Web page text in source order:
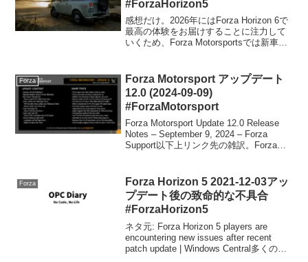
#ForzaHorizon5
感想だけ。2026年にはForza Horizo​​n 6で
最高の体験をお届けすることに注力して
いくため、Forza Motorsportsでは新車、
ンラインサーバーの...
Forza
Forza Motorsport アップデート
12.0 (2024-09-09)
#ForzaMotorsport
Forza Motorsport Update 12.0 Release
Notes – September 9, 2024 – Forza
Support以下上リンク先の雑訳。Forza
Forza
Forza Horizon 5 2021-12-03アッ
プデート後の致命的な不具合
#ForzaHorizon5
ネタ元: Forza Horizon 5 players are
encountering new issues after recent
patch update | Windows Central多くのバ